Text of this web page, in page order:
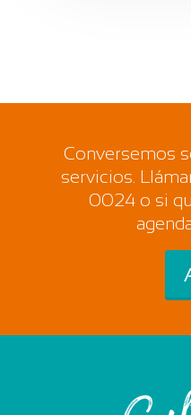
Conversemos
servicios.
0024 o si